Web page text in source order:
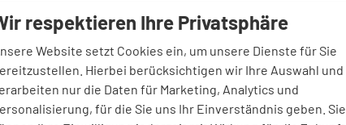
Octavia Combi
2.0 TSI 7-Gang-DSG
115773 Getriebe Automatik
respektieren Ihre Privatsphäre
Website setzt Cookies ein, um unsere Dienste für Sie
Hierbei berücksichtigen wir Ihre Auswahl und
nur die Daten für Marketing, Analytics und
für die Sie uns Ihr Einverständnis geben. Sie